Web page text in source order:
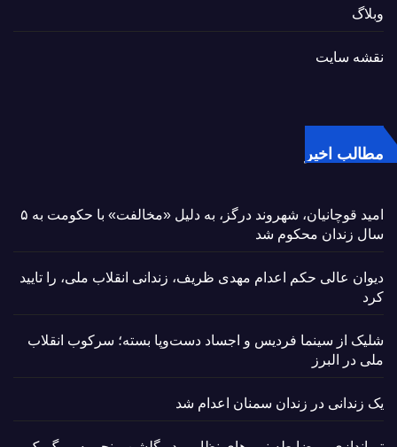
وبلاگ
نقشه سایت
مطالب اخیر
امید قوچانیان، شهروند درگز، به دلیل «مخالفت» با حکومت به ۵
سال زندان محکوم شد
دیوان عالی حکم اعدام مهدی ظریف، زندانی انقلاب ملی، را تایید
کرد
شلیک از سینما فردیس و اجساد دست‌وپا بسته؛ سرکوب انقلاب
ملی در البرز
یک زندانی در زندان سمنان اعدام شد